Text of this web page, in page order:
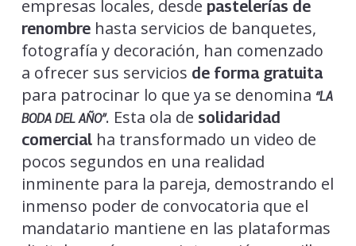
empresas locales, desde pastelerías de
renombrehasta servicios de banquetes,
fotografía y decoración, han comenzado
a ofrecer sus servicios de forma gratuita
para patrocinar lo que ya se denomina “LA
BODA DEL AÑO”. Esta ola de solidaridad
comercialha transformado un video de
pocos segundos en una realidad
inminente para la pareja, demostrando el
inmenso poder de convocatoria que el
mandatario mantiene en las plataformas